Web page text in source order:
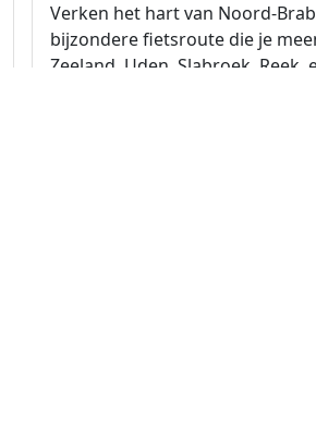
Verken het hart van Noord-
bijzondere fietsroute die je
Zeeland, Uden, Slabroek, Reek,